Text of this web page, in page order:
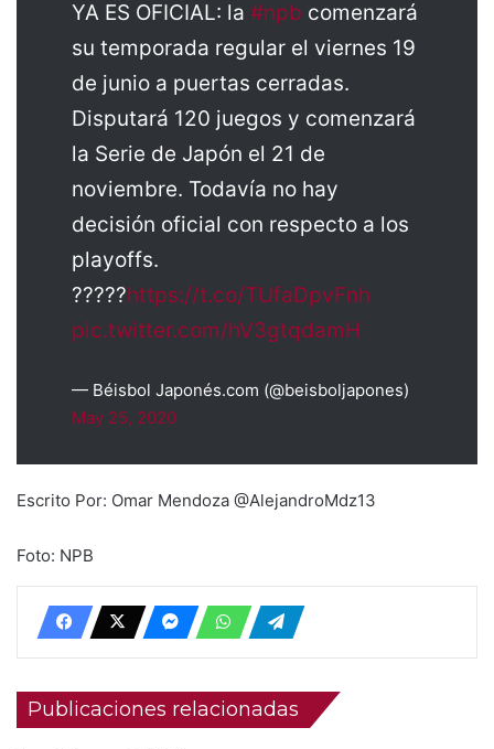
YA ES OFICIAL: la #npb comenzará
su temporada regular el viernes 19
de junio a puertas cerradas.
Disputará 120 juegos y comenzará
la Serie de Japón el 21 de
noviembre. Todavía no hay
decisión oficial con respecto a los
playoffs.
?????https://t.co/TUfaDpvFnh
pic.twitter.com/hV3gtqdamH
— Béisbol Japonés.com (@beisboljapones)
May 25, 2020
Escrito Por: Omar Mendoza @AlejandroMdz13
Foto: NPB
Publicaciones relacionadas